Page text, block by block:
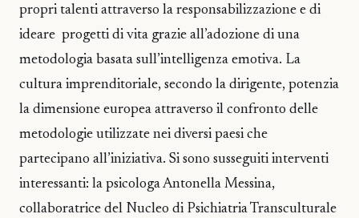
propri talenti attraverso la responsabilizzazione e di
ideare progetti di vita grazie all’adozione di una
metodologia basata sull’intelligenza emotiva. La
cultura imprenditoriale, secondo la dirigente, potenzia
la dimensione europea attraverso il confronto delle
metodologie utilizzate nei diversi paesi che
partecipano all’iniziativa. Si sono susseguiti interventi
interessanti: la psicologa Antonella Messina,
collaboratrice del Nucleo di Psichiatria Transculturale